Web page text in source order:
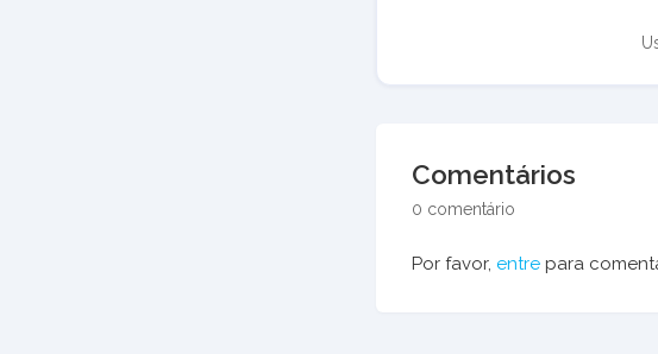
Comentários
0 comentário
Por favor, entre para